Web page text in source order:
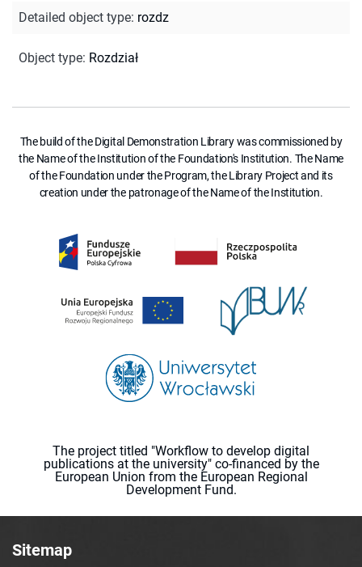
Detailed object type: rozdz
Object type: Rozdział
The build of the Digital Demonstration Library was commissioned by
the Name of the Institution of the Foundation's Institution. The Name
of the Foundation under the Program, the Library Project and its
creation under the patronage of the Name of the Institution.
The project titled "Workflow to develop digital
publications at the university" co-financed by the
European Union from the European Regional
Development Fund.
Sitemap